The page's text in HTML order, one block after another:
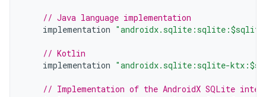
// Java language implementation
implementation
// Kotlin
implementation "androidx.sqlite:sqlite-
// Implementation of the AndroidX SQLite